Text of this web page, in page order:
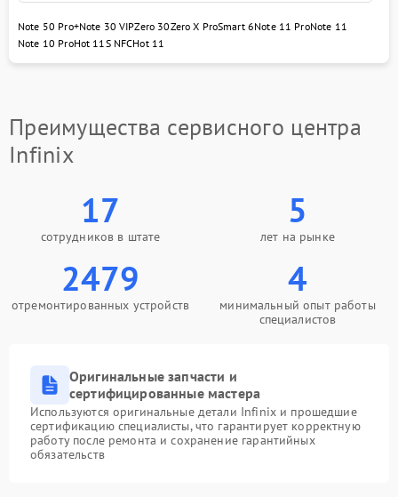
Note 50 Pro+Note 30 VIPZero 30Zero X ProSmart 6Note 11 ProNote 11
Note 10 ProHot 11S NFCHot 11
Преимущества сервисного центра
Infinix
17
сотрудников в штате
5
лет на рынке
2479
отремонтированных устройств
4
минимальный опыт работы
специалистов
Оригинальные запчасти и
сертифицированные мастера
Используются оригинальные детали Infinix и прошедшие
сертификацию специалисты, что гарантирует корректную
работу после ремонта и сохранение гарантийных
обязательств